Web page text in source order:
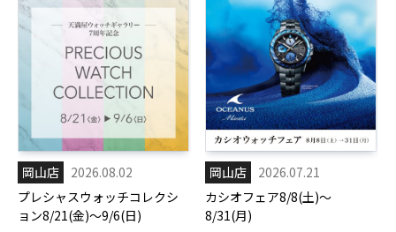
岡山店
2026.08.02
プレシャスウォッチコレクシ
ョン8/21(金)～9/6(日)
岡山店
2026.07.21
カシオフェア8/8(土)～
8/31(月)